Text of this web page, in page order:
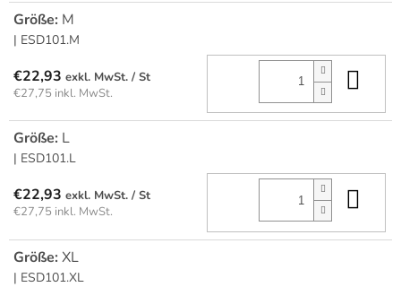
Größe: M
| ESD101.M
€22,93
/ St
€27,75 inkl. MwSt.
Größe: L
| ESD101.L
€22,93
/ St
€27,75 inkl. MwSt.
Größe: XL
| ESD101.XL